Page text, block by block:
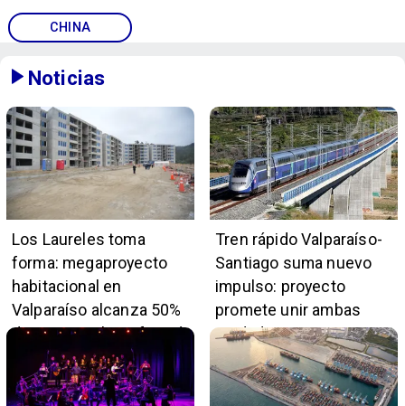
CHINA
Noticias
Los Laureles toma
forma: megaproyecto
habitacional en
Valparaíso alcanza 50%
de avance y beneficiará
a 396 familias
Tren rápido Valparaíso-
Santiago suma nuevo
impulso: proyecto
promete unir ambas
ciudades en 45 minutos